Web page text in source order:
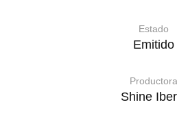
Estado
Emitido
Productora
Shine